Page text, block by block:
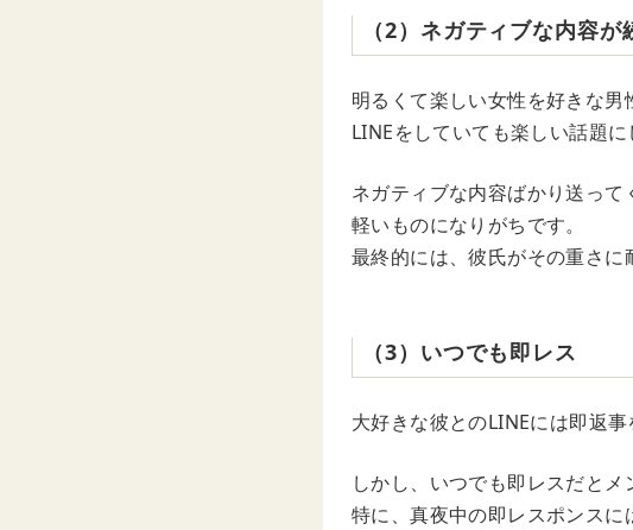
（2）ネガティブな内容が
明るくて楽しい女性を好きな男
LINEをしていても楽しい話題
ネガティブな内容ばかり送っ
軽いものになりがちです。
最終的には、彼氏がその重さ
（3）いつでも即レス
大好きな彼とのLINEには即返事
しかし、いつでも即レスだとメ
特に、真夜中の即レスポンス